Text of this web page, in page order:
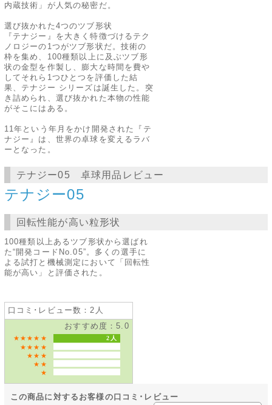
内蔵技術」が人気の秘密だ。
選び抜かれた4つのツブ形状
『テナジー』を大きく特徴づけるテク
ノロジーの1つがツブ形状だ。技術の
枠を集め、100種類以上に及ぶツブ形
状の金型を作製し、膨大な時間を費や
してそれら1つひとつを評価した結
果、テナジー シリーズは誕生した。突
き詰められ、選び抜かれた本物の性能
がそこにはある。
11年という年月をかけ開発された『テ
ナジー』は、世界の卓球を変えるラバ
ーとなった。
テナジー05 卓球用品レビュー
テナジー05
回転性能が高い粒形状
100種類以上あるツブ形状から選ばれ
た“開発コードNo.05”。多くの選手に
よる試打と機械測定において「回転性
能が高い」と評価された。
口コミ･レビュー数：2人
おすすめ度：5.0
★★★★★
2人
★★★★
★★★
★★
★
この商品に対するお客様の口コミ･レビュー